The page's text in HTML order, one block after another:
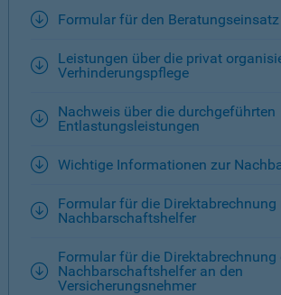
Formular für den Beratungseinsatz
Leistungen über die privat
Verhinderungspflege
Nachweis über die durchgeführten
Entlastungsleistungen
Wichtige Informationen zur
Formular für die Direktabrechnung
Nachbarschaftshelfer
Formular für die Direktabrechnung
Nachbarschaftshelfer an den
Versicherungsnehmer